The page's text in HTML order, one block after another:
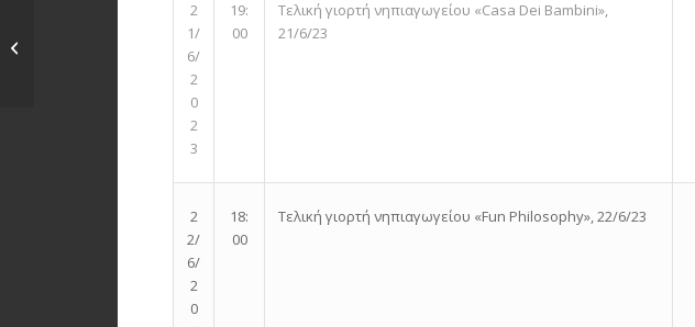
2
1/
6/
2
0
2
3
19:
00
Τελική γιορτή νηπιαγωγείου «Casa Dei Bambini»,
21/6/23
2
2/
6/
2
0
18:
00
Τελική γιορτή νηπιαγωγείου «Fun Philosophy», 22/6/23